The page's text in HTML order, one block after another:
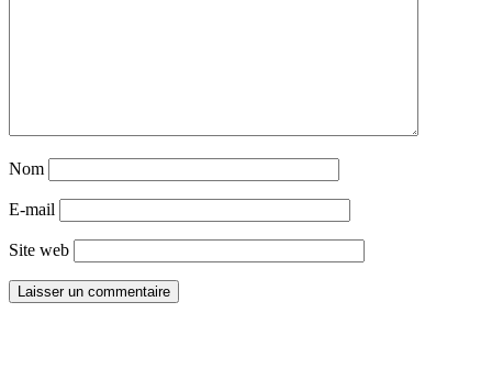
Nom
E-mail
Site web